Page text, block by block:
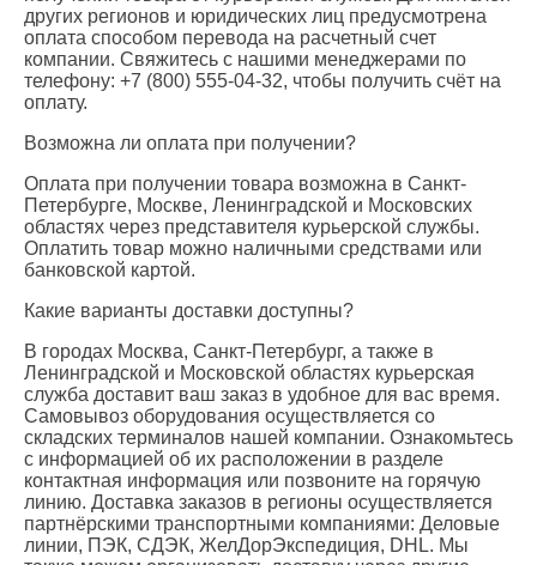
других регионов и юридических лиц предусмотрена
оплата способом перевода на расчетный счет
компании. Свяжитесь с нашими менеджерами по
телефону: +7 (800) 555-04-32, чтобы получить счёт на
оплату.
Возможна ли оплата при получении?
Оплата при получении товара возможна в Санкт-
Петербурге, Москве, Ленинградской и Московских
областях через представителя курьерской службы.
Оплатить товар можно наличными средствами или
банковской картой.
Какие варианты доставки доступны?
В городах Москва, Санкт-Петербург, а также в
Ленинградской и Московской областях курьерская
служба доставит ваш заказ в удобное для вас время.
Самовывоз оборудования осуществляется со
складских терминалов нашей компании. Ознакомьтесь
с информацией об их расположении в разделе
контактная информация или позвоните на горячую
линию. Доставка заказов в регионы осуществляется
партнёрскими транспортными компаниями: Деловые
линии, ПЭК, СДЭК, ЖелДорЭкспедиция, DHL. Мы